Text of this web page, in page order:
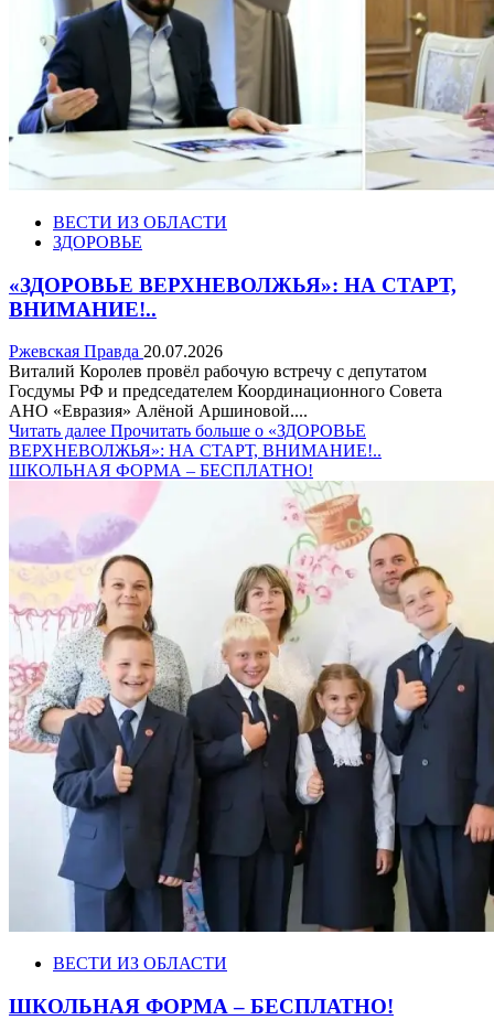
ВЕСТИ ИЗ ОБЛАСТИ
ЗДОРОВЬЕ
«ЗДОРОВЬЕ ВЕРХНЕВОЛЖЬЯ»: НА СТАРТ,
ВНИМАНИЕ!..
Ржевская Правда 20.07.2026
Виталий Королев провёл рабочую встречу с депутатом
Госдумы РФ и председателем Координационного Совета
АНО «Евразия» Алёной Аршиновой....
Читать далее Прочитать больше о «ЗДОРОВЬЕ
ВЕРХНЕВОЛЖЬЯ»: НА СТАРТ, ВНИМАНИЕ!..
ШКОЛЬНАЯ ФОРМА – БЕСПЛАТНО!
ВЕСТИ ИЗ ОБЛАСТИ
ШКОЛЬНАЯ ФОРМА – БЕСПЛАТНО!